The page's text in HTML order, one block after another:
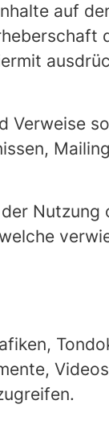
auf
Verweise
Nutzung